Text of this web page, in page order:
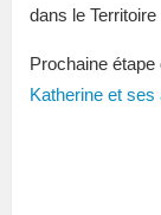
dans le
Prochaine étape
Katherine et ses